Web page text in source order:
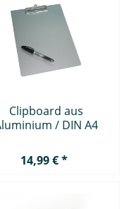
Clipboard aus
/ DIN A4
14,99 € *